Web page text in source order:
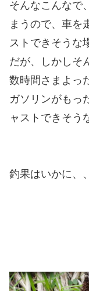
そんなこんなで
まうので、車を
ストできそうな
だが、しかしそ
数時間さまよっ
ガソリンがもっ
ャストできそう
釣果はいかに、